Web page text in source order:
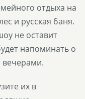
отдыха на
и русская баня.
не оставит
напоминать о
их в